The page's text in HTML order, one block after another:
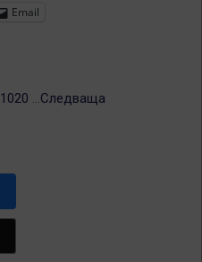
Email
1020 ...Следваща